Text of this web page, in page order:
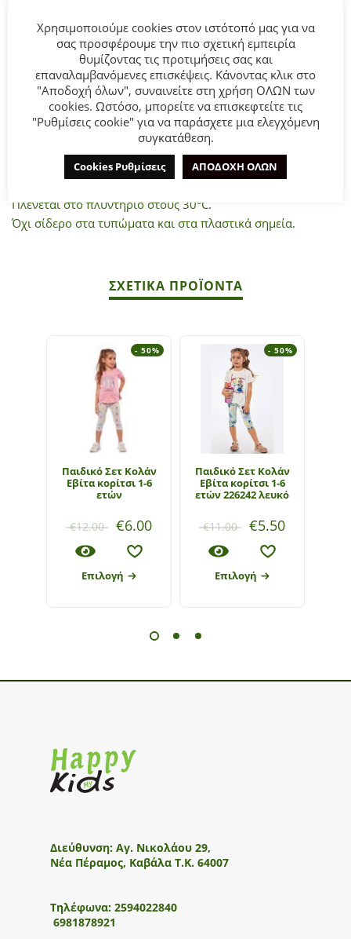
Παιδικό Σετ Σορτς-Φούστα Joyce για κορίτσι από 1 έως 5
Μπλούζα κοντομάνικη σε πορτοκαλί χρώμα με άνοιγμα
στους ωμούς και τύπωμα.
Σορτς-Φούστα καρό με λάστιχο στη μέση.
95% Βαμβάκι 5% Ελαστ.
Πλένεται στο πλυντήριο στους 30°C.
Όχι σίδερο στα τυπώματα και στα πλαστικά σημεία.
ΣΧΕΤΙΚΆ ΠΡΟΪΌΝΤΑ
- 50%
Παιδικό Σετ Κολάν
Εβίτα κορίτσι 1-6
ετών
€12.00 €6.00
Επιλογή
- 50%
Παιδικό Σετ Κολάν
Εβίτα κορίτσι 1-6
ετών 226242 λευκό
€11.00 €5.50
Επιλογή
Διεύθυνση: Αγ. Νικολάου 29,
Νέα Πέραμος, Καβάλα Τ.Κ. 64007
Τηλέφωνα: 2594022840
6981878921
Χρησιμοποιούμε cookies στον ιστότοπό μας για να
σας προσφέρουμε την πιο σχετική εμπειρία
θυμίζοντας τις προτιμήσεις σας και
επαναλαμβανόμενες επισκέψεις. Κάνοντας κλικ στο
"Αποδοχή όλων", συναινείτε στη χρήση ΟΛΩΝ των
cookies. Ωστόσο, μπορείτε να επισκεφτείτε τις
"Ρυθμίσεις cookie" για να παράσχετε μια ελεγχόμενη
συγκατάθεση.
Cookies Ρυθμίσεις ΑΠΟΔΟΧΗ ΟΛΩΝ